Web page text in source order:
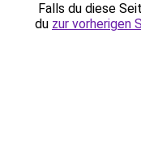
Falls du diese
du zur vorherigen